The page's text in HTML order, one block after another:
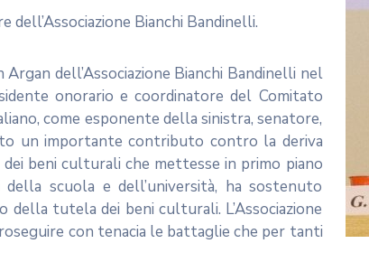
Bianchi Bandinelli.
dell’Associazione Bianchi Bandinelli nel
onorario e coordinatore del Comitato
come esponente della sinistra, senatore,
un importante contributo contro la deriva
beni culturali che mettesse in primo piano
scuola e dell’università, ha sostenuto
tutela dei beni culturali. L’Associazione
con tenacia le battaglie che per tanti